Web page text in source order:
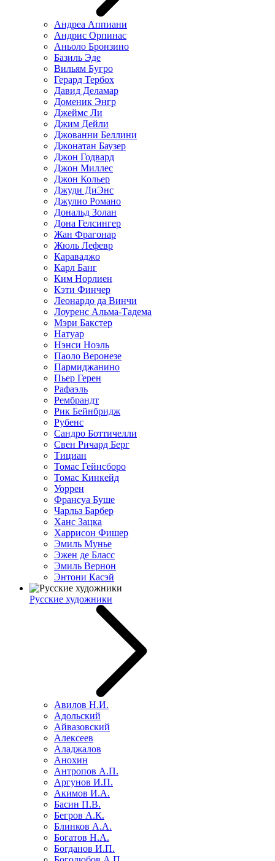
Андреа Аппиани
Андрис Орпинас
Аньоло Бронзино
Базиль Эде
Вильям Бугро
Герард Тербох
Давид Деламар
Доменик Энгр
Джеймс Ли
Джим Дейли
Джованни Беллини
Джонатан Баузер
Джон Годвард
Джон Миллес
Джон Кольер
Джуди ДиЭнс
Джулио Романо
Дональд Золан
Дона Гелсингер
Жан Фрагонар
Жюль Лефевр
Караваджо
Карл Банг
Ким Норлиен
Кэти Финчер
Леонардо да Винчи
Лоуренс Альма-Тадема
Мэри Бакстер
Натуар
Нэнси Ноэль
Паоло Веронезе
Пармиджанино
Пьер Герен
Рафаэль
Рембрандт
Рик Бейнбридж
Рубенс
Сандро Боттичелли
Свен Ричард Берг
Тициан
Томас Гейнсборо
Томас Кинкейд
Уоррен
Франсуа Буше
Чарльз Барбер
Ханс Зацка
Харрисон Фишер
Эмиль Мунье
Эжен де Бласс
Эмиль Вернон
Энтони Касэй
Русские художники
Авилов Н.И.
Адольский
Айвазовский
Алексеев
Аладжалов
Анохин
Антропов А.П.
Аргунов И.П.
Акимов И.А.
Басин П.В.
Бегров А.К.
Блинков А.А.
Богатов Н.А.
Богданов И.П.